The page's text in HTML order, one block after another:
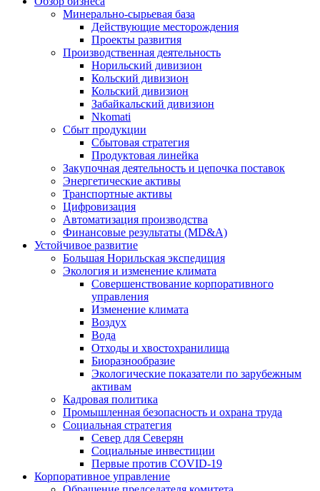
Минерально-сырьевая база
Действующие месторождения
Проекты развития
Производственная деятельность
Норильский дивизион
Кольский дивизион
Кольский дивизион
Забайкальский дивизион
Nkomati
Сбыт продукции
Сбытовая стратегия
Продуктовая линейка
Закупочная деятельность и цепочка поставок
Энергетические активы
Транспортные активы
Цифровизация
Автоматизация производства
Финансовые результаты (MD&A)
Устойчивое развитие
Большая Норильская экспедиция
Экология и изменение климата
Совершенствование корпоративного
управления
Изменение климата
Воздух
Вода
Отходы и хвостохранилища
Биоразнообразие
Экологические показатели по зарубежным
активам
Кадровая политика
Промышленная безопасность и охрана труда
Социальная стратегия
Север для Северян
Социальные инвестиции
Первые против COVID‑19
Корпоративное управление